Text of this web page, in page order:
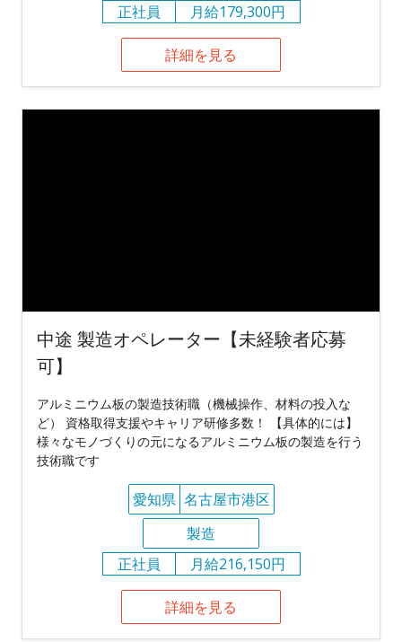
正社員
月給179,300円
詳細を見る
中途 製造オペレーター【未経験者応募
可】
アルミニウム板の製造技術職（機械操作、材料の投入な
ど） 資格取得支援やキャリア研修多数！ 【具体的には】
様々なモノづくりの元になるアルミニウム板の製造を行う
技術職です
愛知県 名古屋市港区
製造
正社員
月給216,150円
詳細を見る